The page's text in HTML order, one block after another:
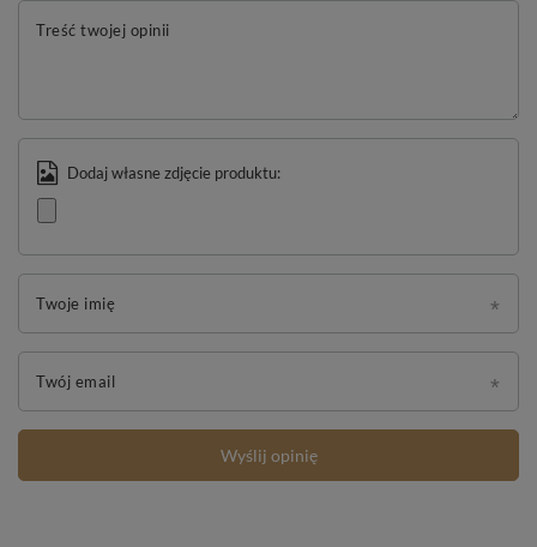
Treść twojej opinii
Dodaj własne zdjęcie produktu:
Twoje imię
Twój email
Wyślij opinię